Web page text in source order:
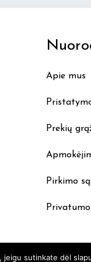
Apie mus
Prekių
Pirkimo
sutinkate dėl